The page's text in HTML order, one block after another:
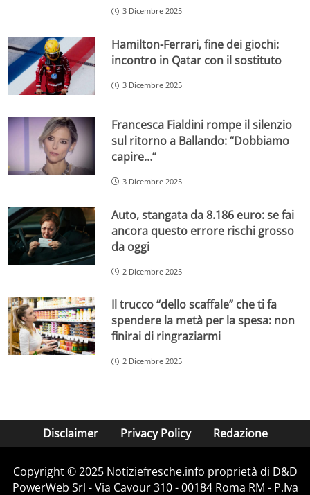
3 Dicembre 2025
Hamilton-Ferrari, fine dei giochi:
incontro in Qatar con il sostituto
3 Dicembre 2025
Francesca Fialdini rompe il silenzio
sul ritorno a Ballando: “Dobbiamo
capire…”
3 Dicembre 2025
Auto, stangata da 8.186 euro: se fai
ancora questo errore rischi grosso
da oggi
2 Dicembre 2025
Il trucco “dello scaffale” che ti fa
spendere la metà per la spesa: non
finirai di ringraziarmi
2 Dicembre 2025
Disclaimer Privacy Policy Redazione
Copyright © 2025 Notiziefresche.info proprietà di D&D
PowerWeb Srl - Via Cavour 310 - 00184 Roma RM - P.Iva